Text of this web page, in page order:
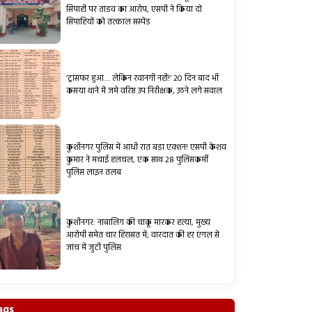
सिपाही पर तांडव का आरोप, एसपी ने किया दो
सिपाहियों को तत्काल सस्पेंड
‘ट्रांसफर हुआ… लेकिन रवानगी नहीं!’ 20 दिन बाद भी
कसया थाने में जमे वरिष्ठ उप निरीक्षक, उठने लगे सवाल
कुशीनगर पुलिस में आधी रात बड़ा एक्शन! एसपी केशव
कुमार ने मचाई हलचल, एक साथ 28 पुलिसकर्मी
पुलिस लाइन तलब
कुशीनगर: नाबालिग की चाकू मारकर हत्या, मुख्य
आरोपी समेत चार हिरासत में; वारदात की हर एंगल से
जांच में जुटी पुलिस